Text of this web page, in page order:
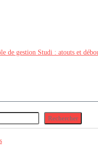
de gestion Studi : atouts et
Rechercher